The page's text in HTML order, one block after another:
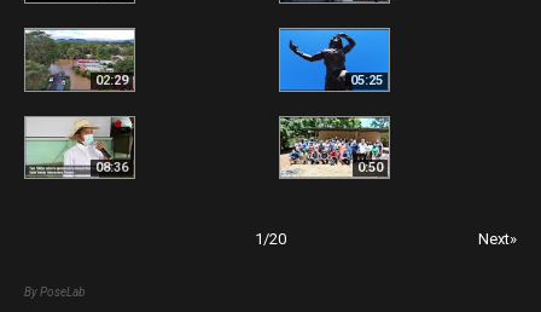
02:29 05:25
08:36 0:50
1/20 Next»
By PoseLab